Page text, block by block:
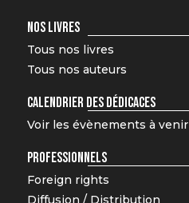
NOS LIVRES
Tous nos livres
Tous nos auteurs
CALENDRIER DES DÉDICACES
Voir les évènements à venir
PROFESSIONNELS
Foreign rights
Diffusion / Distribution